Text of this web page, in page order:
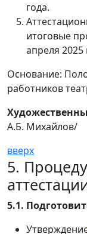
года.
итоговые
апреля 2025
Основание:
работников
А.Б. Михайлов/
вверх
5.
5.1.